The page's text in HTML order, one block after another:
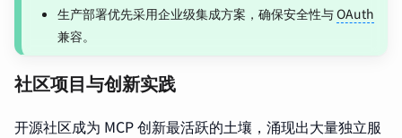
生产部署优先采用企业级集成方案，确保安全性与OAuth
兼容。
社区项目与创新实践
开源社区成为 MCP 创新最活跃的土壤，涌现出大量独立服